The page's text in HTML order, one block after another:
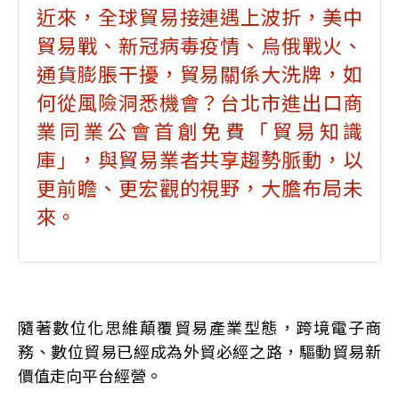
近來，全球貿易接連遇上波折，美中
貿易戰、新冠病毒疫情、烏俄戰火、
通貨膨脹干擾，貿易關係大洗牌，如
何從風險洞悉機會？台北市進出口商
業同業公會首創免費「貿易知識
庫」，與貿易業者共享趨勢脈動，以
更前瞻、更宏觀的視野，大膽布局未
來。
隨著數位化思維顛覆貿易產業型態，跨境電子商
務、數位貿易已經成為外貿必經之路，驅動貿易新
價值走向平台經營。